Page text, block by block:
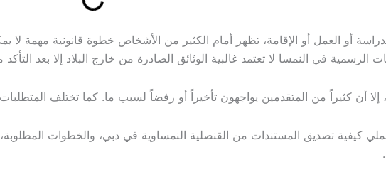
أو العمل أو الإقامة، تظهر أمام الكثير من الأشخاص خطوة قانونية مهمة
في النمسا لا تعتمد غالبية الوثائق الصادرة من خارج البلاد إلا بعد
إلا أن كثيراً من المتقدمين يواجهون تأخيراً أو رفضاً لسبب ما. كما تختلف
تصديق المستندات من القنصلية النمساوية في دبي، والخطوات المطلوبة،